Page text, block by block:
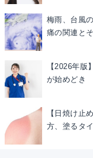
梅雨、台風
痛の関連と
【2026年
が始めどき
【日焼け止
方、塗るタ